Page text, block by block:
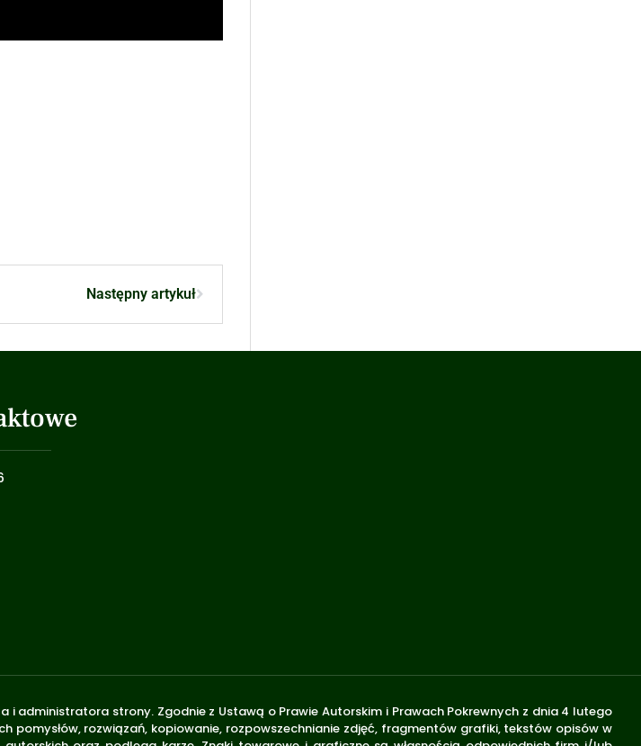
Następny artykuł
i administratora strony. Zgodnie z Ustawą o Prawie Autorskim i Prawach Pokrewnych z dnia 4 lutego
pomysłów, rozwiązań, kopiowanie, rozpowszechnianie zdjęć, fragmentów grafiki, tekstów opisów w